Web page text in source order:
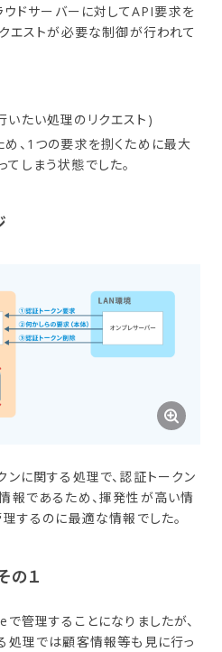
ウドサーバーに対してAPI要求を
エストが必要な制御が行われて
たい処理のリクエスト)
、1つの要求を捌くために最大
しまう状態でした。
に関する処理で、認証トークン
報であるため、揮発性が高い情
するのに最適な情報でした。
１
管理することになりましたが、
理では顧客情報等も見に行っ